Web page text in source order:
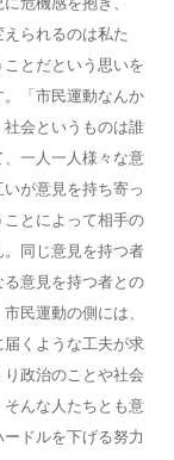
えられるのは私た
とだという思いを
「市民運動なんか
会というものは誰
一人一人様々な意
が意見を持ち寄っ
とによって相手の
同じ意見を持つ者
意見を持つ者との
民運動の側には、
くような工夫が求
政治のことや社会
んな人たちとも意
ドルを下げる努力